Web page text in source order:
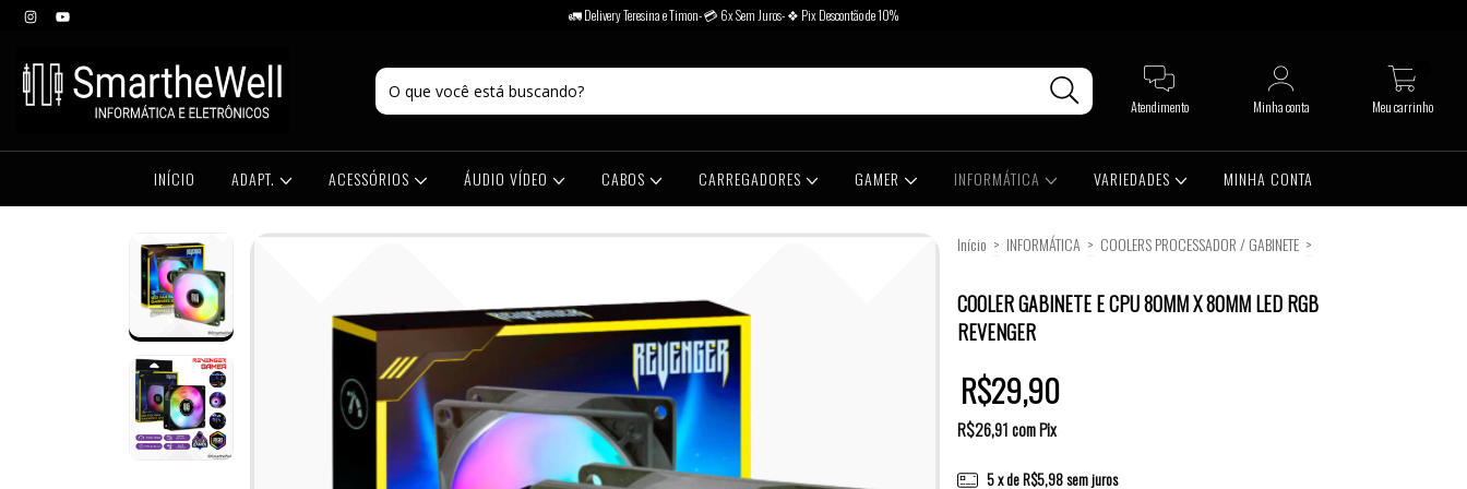
🚛 Delivery Teresina e Timon- 💳 6x Sem Juros- ❖ Pix Descontão de 10%
Atendimento Minha conta Meu carrinho
INÍCIO ADAPT. ACESSÓRIOS ÁUDIO VÍDEO CABOS CARREGADORES GAMER INFORMÁTICA VARIEDADES MINHA CONTA
Início > INFORMÁTICA > COOLERS PROCESSADOR / GABINETE >
COOLER GABINETE E CPU 80MM X 80MM LED RGB
REVENGER
R$29,90
R$26,91comPix
5x deR$5,98sem juros